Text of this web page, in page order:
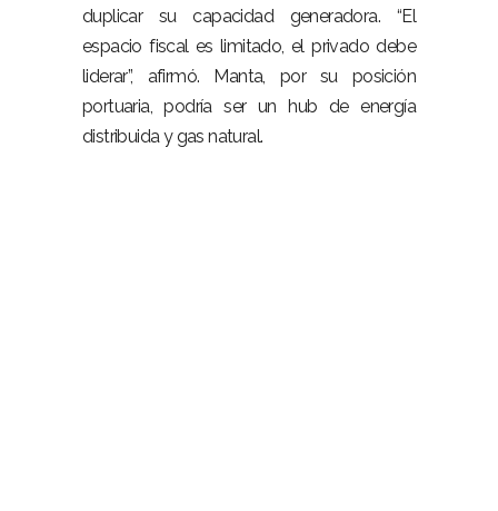
duplicar su capacidad generadora. “El
espacio fiscal es limitado, el privado debe
liderar”, afirmó. Manta, por su posición
portuaria, podría ser un hub de energía
distribuida y gas natural.